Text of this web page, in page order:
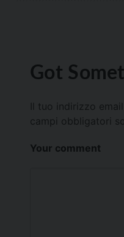
Got
Il tuo indirizzo
campi obbligatori
Your comment